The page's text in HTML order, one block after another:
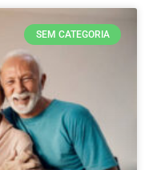
SEM CATEGORIA